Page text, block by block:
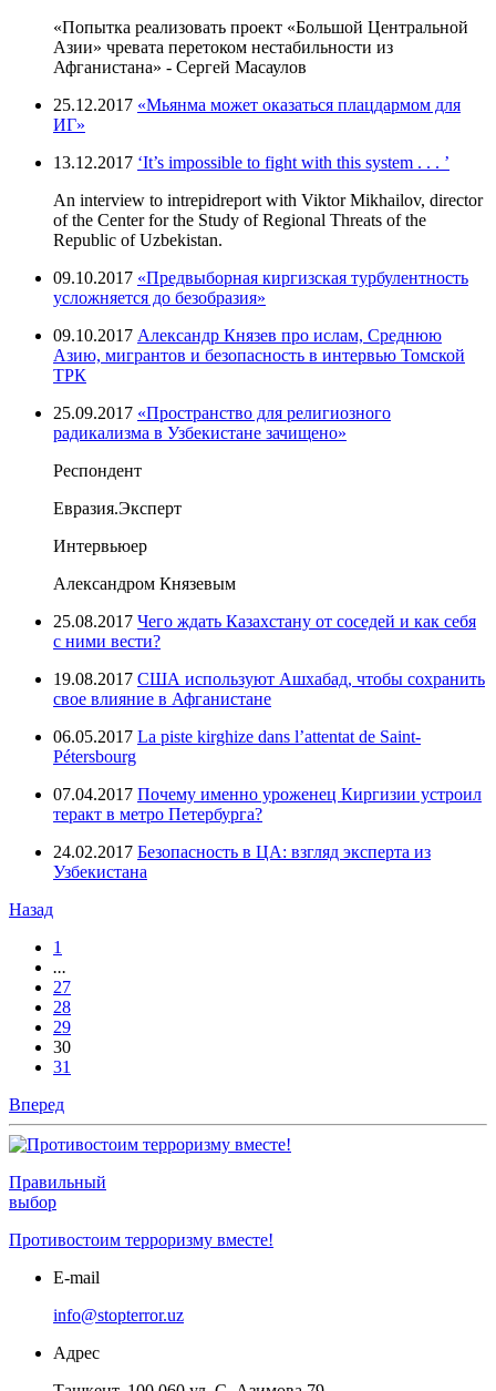
«Попытка реализовать проект «Большой Центральной
Азии» чревата перетоком нестабильности из
Афганистана» - Сергей Масаулов
25.12.2017 «Мьянма может оказаться плацдармом для
ИГ»
13.12.2017 ‘It’s impossible to fight with this system . . . ’
An interview to intrepidreport with Viktor Mikhailov, director
of the Center for the Study of Regional Threats of the
Republic of Uzbekistan.
09.10.2017 «Предвыборная киргизская турбулентность
усложняется до безобразия»
09.10.2017 Александр Князев про ислам, Среднюю
Азию, мигрантов и безопасность в интервью Томской
ТРК
25.09.2017 «Пространство для религиозного
радикализма в Узбекистане зачищено»
Респондент
Евразия.Эксперт
Интервьюер
Александром Князевым
25.08.2017 Чего ждать Казахстану от соседей и как себя
с ними вести?
19.08.2017 США используют Ашхабад, чтобы сохранить
свое влияние в Афганистане
06.05.2017 La piste kirghize dans l’attentat de Saint-
Pétersbourg
07.04.2017 Почему именно уроженец Киргизии устроил
теракт в метро Петербурга?
24.02.2017 Безопасность в ЦА: взгляд эксперта из
Узбекистана
Назад
1
...
27
28
29
30
31
Вперед
Правильный
выбор
Противостоим терроризму вместе!
E-mail
info@stopterror.uz
Адрес